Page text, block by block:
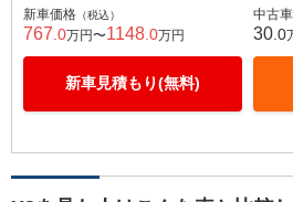
新車価格 （税込）
767 .0万円〜1148 .0万円
新車見積もり(無料)
中古
30 .0